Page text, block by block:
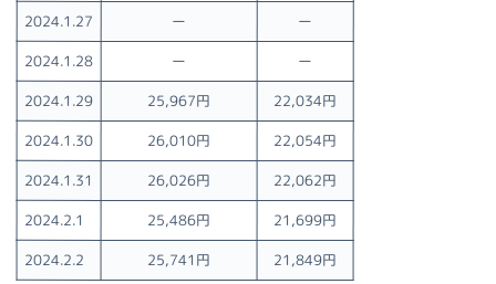
2024.1.27 ー ー
2024.1.28 ー ー
2024.1.29 25,967円 22,034円
2024.1.30 26,010円 22,054円
2024.1.31 26,026円 22,062円
2024.2.1 25,486円 21,699円
2024.2.2 25,741円 21,849円